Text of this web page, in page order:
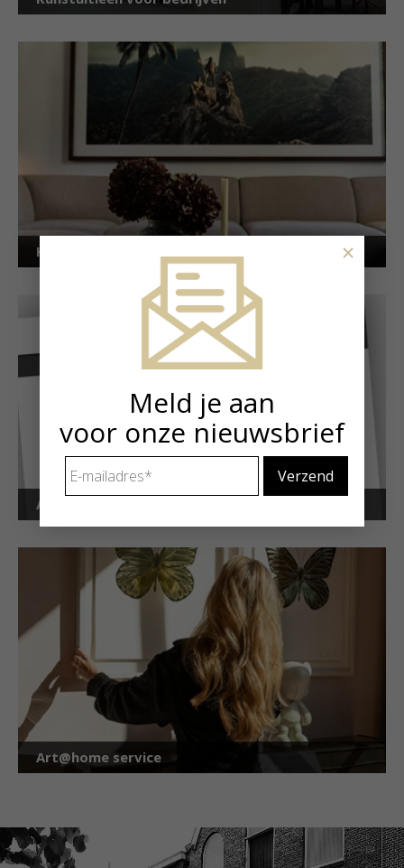
Kunstuitleen voor particulieren
Art Alert!
Art@home service
Meld je aan
voor onze nieuwsbrief
mailadres *
×